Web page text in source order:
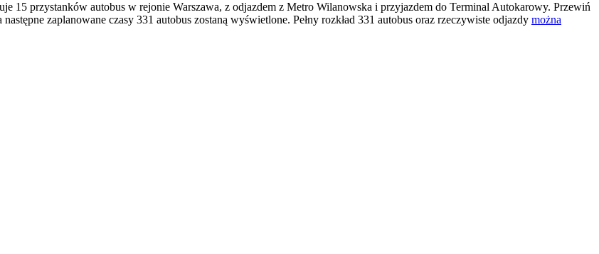
15 przystanków autobus w rejonie Warszawa, z odjazdem z Metro Wilanowska i przyjazdem do Terminal Autokarowy. Przewiń
zaplanowane czasy 331 autobus zostaną wyświetlone. Pełny rozkład 331 autobus oraz rzeczywiste odjazdy można